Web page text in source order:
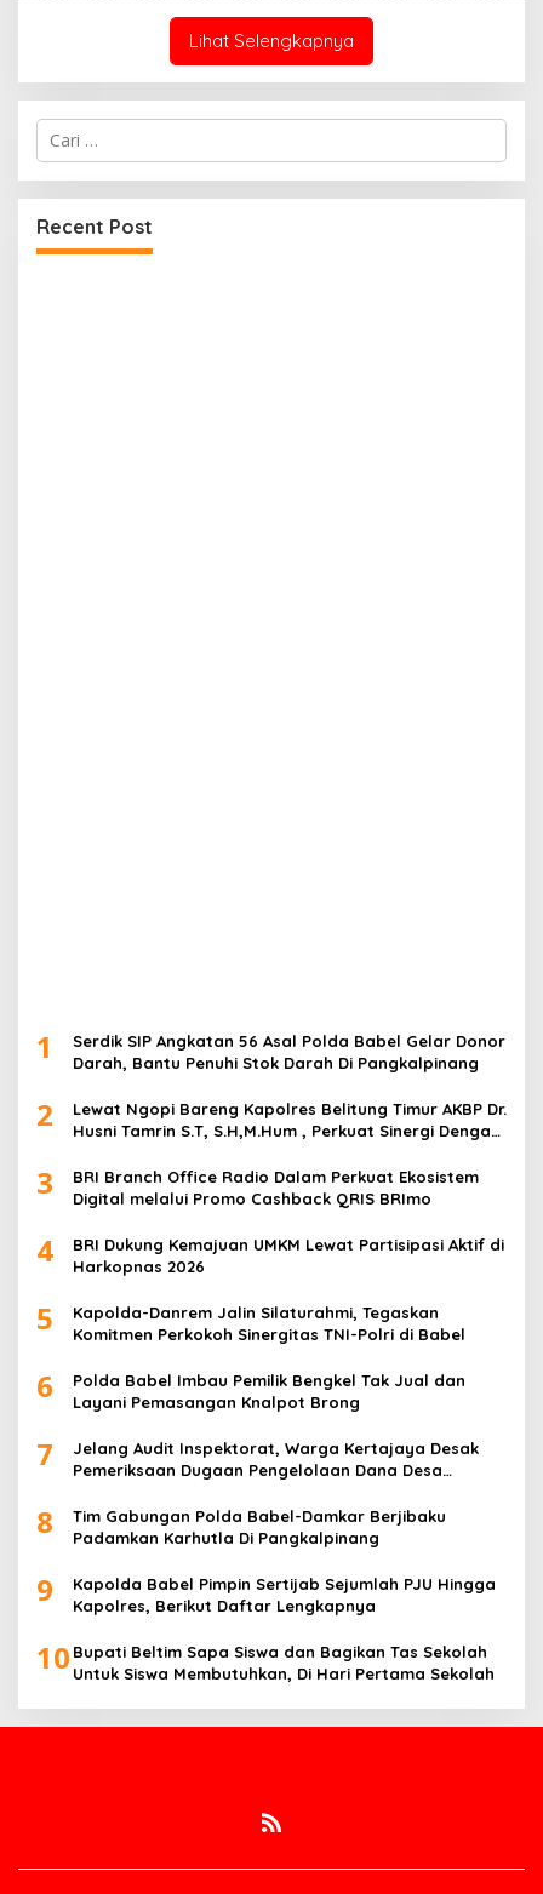
Lihat Selengkapnya
Cari
untuk:
Recent Post
1
Serdik SIP Angkatan 56 Asal Polda Babel Gelar Donor
Darah, Bantu Penuhi Stok Darah Di Pangkalpinang
2
Lewat Ngopi Bareng Kapolres Belitung Timur AKBP Dr.
Husni Tamrin S.T, S.H,M.Hum , Perkuat Sinergi Dengan
3
BRI Branch Office Radio Dalam Perkuat Ekosistem
Digital melalui Promo Cashback QRIS BRImo
4
BRI Dukung Kemajuan UMKM Lewat Partisipasi Aktif di
Harkopnas 2026
5
Kapolda-Danrem Jalin Silaturahmi, Tegaskan
Komitmen Perkokoh Sinergitas TNI-Polri di Babel
6
Polda Babel Imbau Pemilik Bengkel Tak Jual dan
Layani Pemasangan Knalpot Brong
7
Jelang Audit Inspektorat, Warga Kertajaya Desak
Pemeriksaan Dugaan Pengelolaan Dana Desa
8
Tim Gabungan Polda Babel-Damkar Berjibaku
Padamkan Karhutla Di Pangkalpinang
9
Kapolda Babel Pimpin Sertijab Sejumlah PJU Hingga
Kapolres, Berikut Daftar Lengkapnya
10 Bupati Beltim Sapa Siswa dan Bagikan Tas Sekolah
Untuk Siswa Membutuhkan, Di Hari Pertama Sekolah